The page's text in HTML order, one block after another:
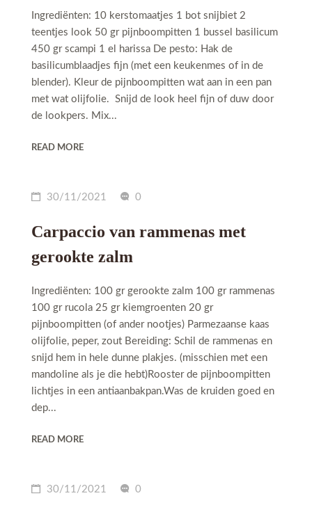
Ingrediënten: 10 kerstomaatjes 1 bot snijbiet 2
teentjes look 50 gr pijnboompitten 1 bussel basilicum
450 gr scampi 1 el harissa De pesto: Hak de
basilicumblaadjes fijn (met een keukenmes of in de
blender). Kleur de pijnboompitten wat aan in een pan
met wat olijfolie. Snijd de look heel fijn of duw door
de lookpers. Mix...
READ MORE
30/11/2021 0
Carpaccio van rammenas met
gerookte zalm
Ingrediënten: 100 gr gerookte zalm 100 gr rammenas
100 gr rucola 25 gr kiemgroenten 20 gr
pijnboompitten (of ander nootjes) Parmezaanse kaas
olijfolie, peper, zout Bereiding: Schil de rammenas en
snijd hem in hele dunne plakjes. (misschien met een
mandoline als je die hebt)Rooster de pijnboompitten
lichtjes in een antiaanbakpan.Was de kruiden goed en
dep...
READ MORE
30/11/2021 0